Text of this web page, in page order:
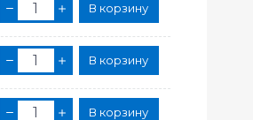
В корзину
В корзину
В корзину